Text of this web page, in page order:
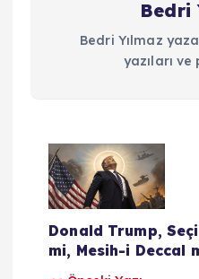
Bedri
Bedri Yılmaz
yazıları ve
Y
a
zDonald Trump,
mi, Mesih-i Deccal